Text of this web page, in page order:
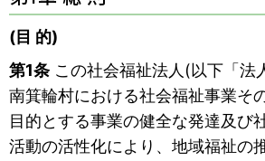
(目 的)
第1条 この社会福祉法人(以下「法
南箕輪村における社会福祉事業そ
目的とする事業の健全な発達及び
活動の活性化により、地域福祉の